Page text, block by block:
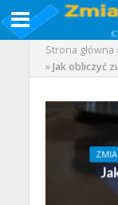
Strona główna
»Jak obliczyć